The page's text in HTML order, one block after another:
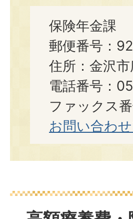
保険年金課
郵便番号：
住所：金沢
電話番号：
ファックス
お問い合わ